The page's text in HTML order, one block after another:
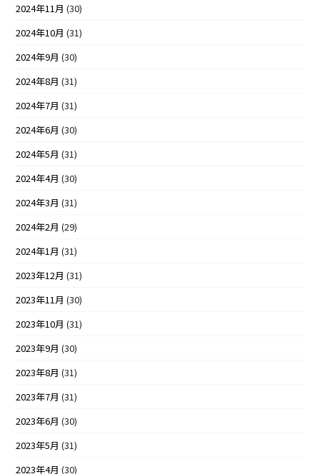
2024年11月 (30)
2024年10月 (31)
2024年9月 (30)
2024年8月 (31)
2024年7月 (31)
2024年6月 (30)
2024年5月 (31)
2024年4月 (30)
2024年3月 (31)
2024年2月 (29)
2024年1月 (31)
2023年12月 (31)
2023年11月 (30)
2023年10月 (31)
2023年9月 (30)
2023年8月 (31)
2023年7月 (31)
2023年6月 (30)
2023年5月 (31)
2023年4月 (30)